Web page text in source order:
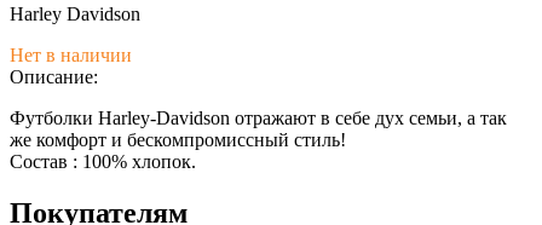
Harley Davidson
Нет в наличии
Описание:
Футболки Harley-Davidson отражают в себе дух семьи, а так
же комфорт и бескомпромиссный стиль!
Состав : 100% хлопок.
Покупателям